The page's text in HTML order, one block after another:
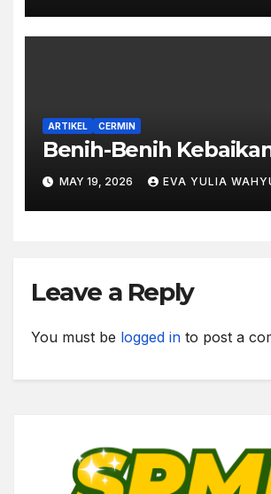
ARTIKEL CERMIN
Benih-Benih
MAY 19, 2026 EVA YULIA
Leave a Reply
You must be logged in to post a